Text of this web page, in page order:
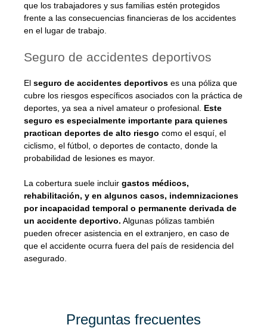
que los trabajadores y sus familias estén protegidos
frente a las consecuencias financieras de los accidentes
en el lugar de trabajo.
Seguro de accidentes deportivos
El seguro de accidentes deportivos es una póliza que
cubre los riesgos específicos asociados con la práctica de
deportes, ya sea a nivel amateur o profesional. Este
seguro es especialmente importante para quienes
practican deportes de alto riesgo como el esquí, el
ciclismo, el fútbol, o deportes de contacto, donde la
probabilidad de lesiones es mayor.
La cobertura suele incluir gastos médicos,
rehabilitación, y en algunos casos, indemnizaciones
por incapacidad temporal o permanente derivada de
un accidente deportivo. Algunas pólizas también
pueden ofrecer asistencia en el extranjero, en caso de
que el accidente ocurra fuera del país de residencia del
asegurado.
Preguntas frecuentes